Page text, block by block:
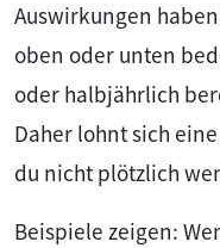
Auswirkungen
oben oder unten
oder halbjährlich
Daher lohnt sich
du nicht plötzlich
Beispiele zeigen: